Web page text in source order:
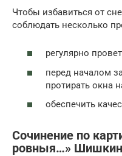
Чтобы избавиться от
соблюдать несколько
регулярно
перед началом
протирать окна
обеспечить
Сочинение по
ровныя…»